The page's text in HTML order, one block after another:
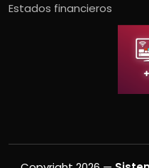
Estados financieros